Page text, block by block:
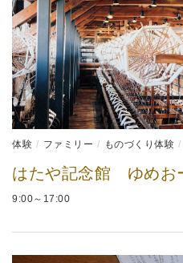
体験 ファミリー ものづくり体験
はたや記念館 ゆめお
9:00～17:00